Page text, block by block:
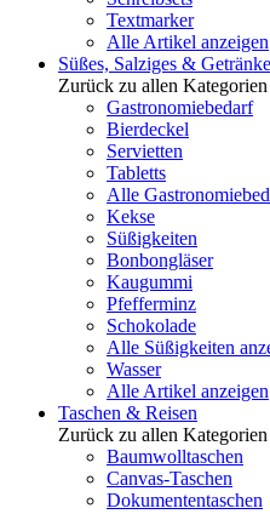
Textmarker
Alle Artikel anzeigen
Süßes, Salziges & Getränke
Zurück zu allen Kategorien
Gastronomiebedarf
Bierdeckel
Servietten
Tabletts
Alle
Kekse
Süßigkeiten
Bonbongläser
Kaugummi
Pfefferminz
Schokolade
Alle Süßigkeiten
Wasser
Alle Artikel anzeigen
Taschen & Reisen
Zurück zu allen Kategorien
Baumwolltaschen
Canvas-Taschen
Dokumententaschen